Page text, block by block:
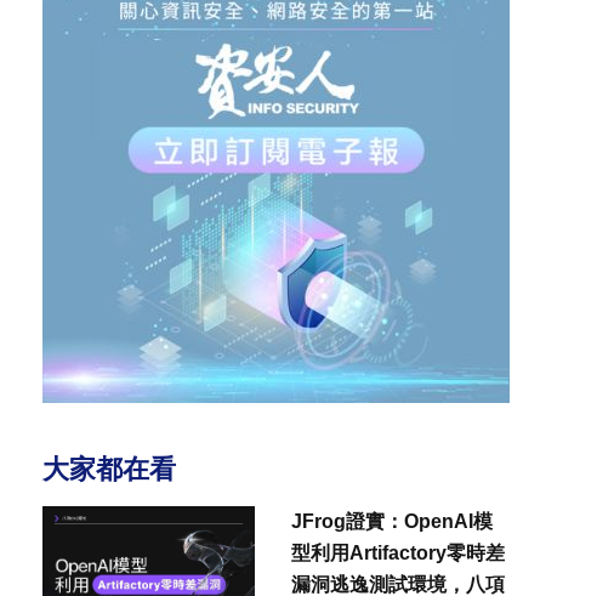
大家都在看
JFrog證實：OpenAI模
型利用Artifactory零時差
漏洞逃逸測試環境，八項